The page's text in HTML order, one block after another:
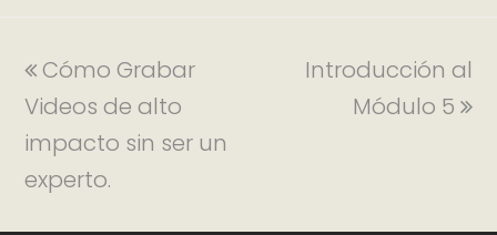
Cómo Grabar
Videos de alto
impacto sin ser un
experto.
Introducción al
Módulo 5